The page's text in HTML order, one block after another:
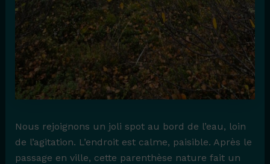
Nous rejoignons un joli spot au bord de l’eau, loin
de l’agitation. L’endroit est calme, paisible. Après le
passage en ville, cette parenthèse nature fait un